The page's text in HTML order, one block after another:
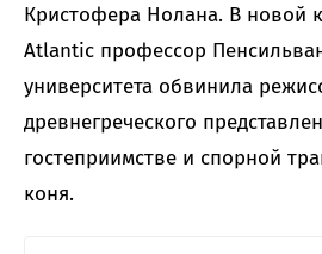
Кристофера Нолана. В новой
Atlantic профессор
университета обвинила
древнегреческого
гостеприимстве и спорной
коня.